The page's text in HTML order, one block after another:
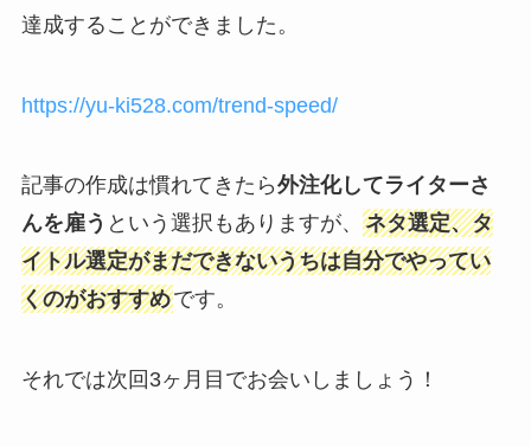
達成することができました。
https://yu-ki528.com/trend-speed/
記事の作成は慣れてきたら外注化してライターさ
んを雇う という選択もありますが、 ネタ選定、タ
イトル選定がまだできないうちは自分でやってい
くのがおすすめです。
それでは次回3ヶ月目でお会いしましょう！